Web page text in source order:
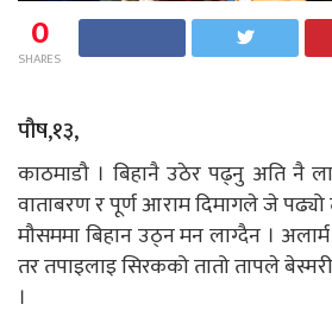
0
SHARES
पौष,१३,
काठमाडौ । बिहानै उठेर पढ्नु अति नै
वाताबरण र पूर्ण आराम दिमागले जे पढ्यो
मौसममा बिहान उठ्न मन लाग्दैन ।
तर तपाइलाइ सिरकको तातो तापले
।